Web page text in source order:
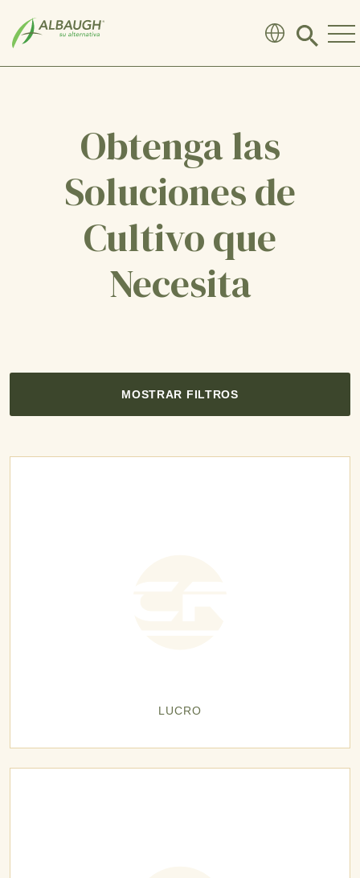
Click
search
Obtenga las
Soluciones de
Cultivo que
Necesita
MOSTRAR FILTROS
LUCRO